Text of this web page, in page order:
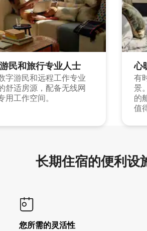
民和旅行专业人士
字游民和远程工作专业
舒适房源，配备无线网
用工作空间。
心
有
景
的
值
长期住宿的便利设
您所需的灵活性